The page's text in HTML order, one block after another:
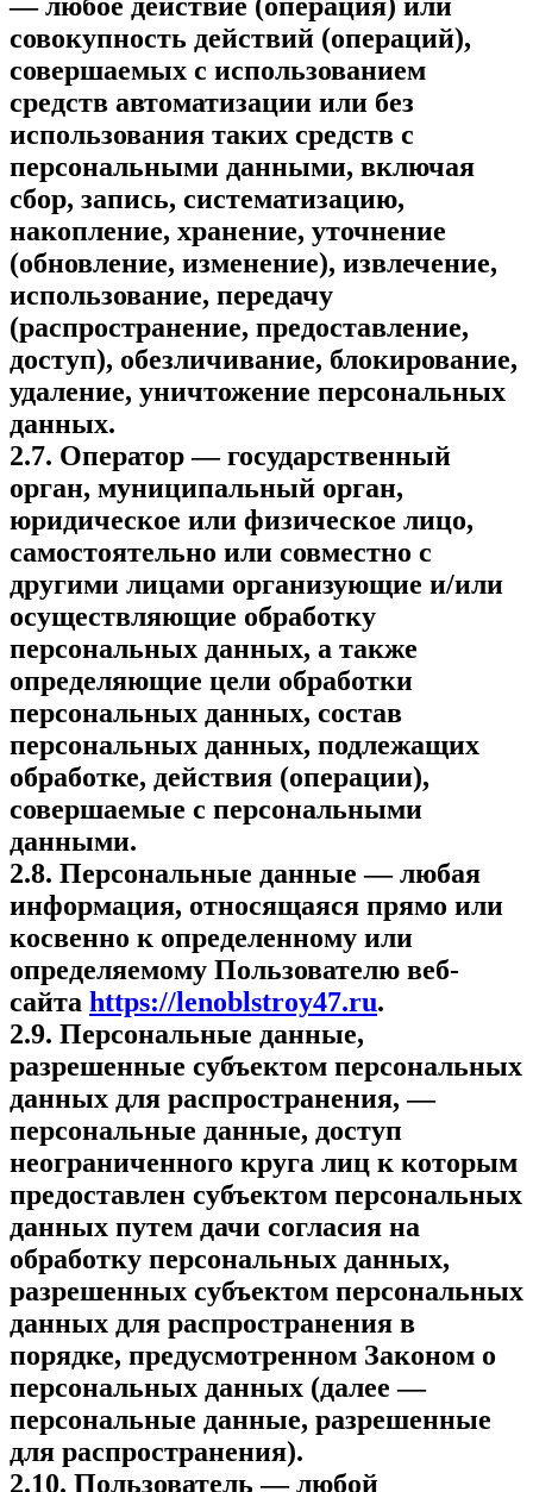
совокупность действий (операций),
совершаемых с использованием
средств автоматизации или без
использования таких средств с
персональными данными, включая
сбор, запись, систематизацию,
накопление, хранение, уточнение
(обновление, изменение), извлечение,
использование, передачу
(распространение, предоставление,
доступ), обезличивание, блокирование,
удаление, уничтожение персональных
данных.
2.7. Оператор — государственный
орган, муниципальный орган,
юридическое или физическое лицо,
самостоятельно или совместно с
другими лицами организующие и/или
осуществляющие обработку
персональных данных, а также
определяющие цели обработки
персональных данных, состав
персональных данных, подлежащих
обработке, действия (операции),
совершаемые с персональными
данными.
2.8. Персональные данные — любая
информация, относящаяся прямо или
косвенно к определенному или
определяемому Пользователю веб-
сайта https://lenoblstroy47.ru.
2.9. Персональные данные,
разрешенные субъектом персональных
данных для распространения, —
персональные данные, доступ
неограниченного круга лиц к которым
предоставлен субъектом персональных
данных путем дачи согласия на
обработку персональных данных,
разрешенных субъектом персональных
данных для распространения в
порядке, предусмотренном Законом о
персональных данных (далее —
персональные данные, разрешенные
для распространения).
2.10. Пользователь — любой